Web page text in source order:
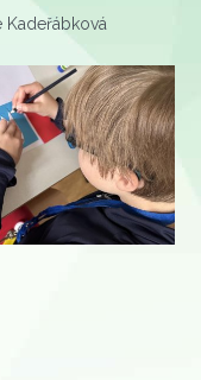
Kadeřábková